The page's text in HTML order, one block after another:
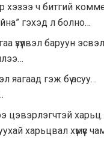
хэзээ ч битгий
гэхэд л болно…
баруун эсвэл
яагаад гэж бүү асуу…
цэвэрлэгчтэй
харьцвал хүмүүс